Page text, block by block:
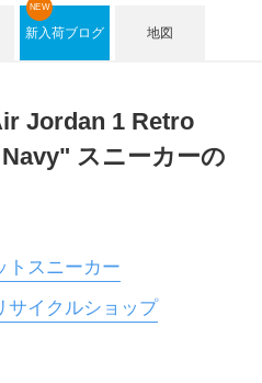
新入荷ブログ
NEW
地図
Jordan 1 Retro
スニーカーの
トスニーカー
イクルショップ